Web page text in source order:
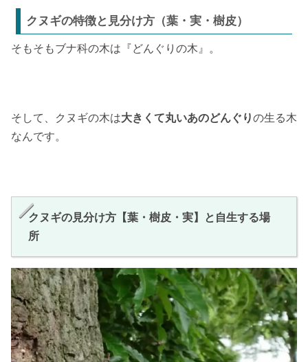
クヌギの特徴と見分け方（葉・実・樹皮）
そもそもブナ科の木は『どんぐりの木』。
そして、クヌギの木は大きくて丸いあのどんぐりの生る木
なんです。
クヌギの見分け方【葉・樹皮・実】と自生する場
所